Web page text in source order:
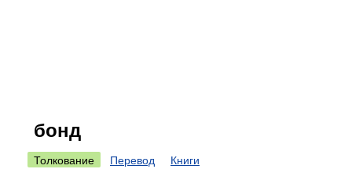
бонд
Толкование Перевод Книги